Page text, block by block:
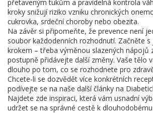
přetaveným tukům a pravidelná kontrola
kroky snižují riziko vzniku chronických
cukrovka, srdeční choroby nebo obezita.
Na závěr si připomeňte, že prevence není
soubor každodenních rozhodnutí. Začněte
krokem – třeba výměnou slazených nápojů
postupně přidávejte další změny. Vaše tělo
dlouho po tom, co se rozhodnete pro
Chcete-li se dozvědět více konkrétních
podívejte se na naše další články na
Najdete zde inspiraci, která vám usnadní
udržet se na správné cestě k